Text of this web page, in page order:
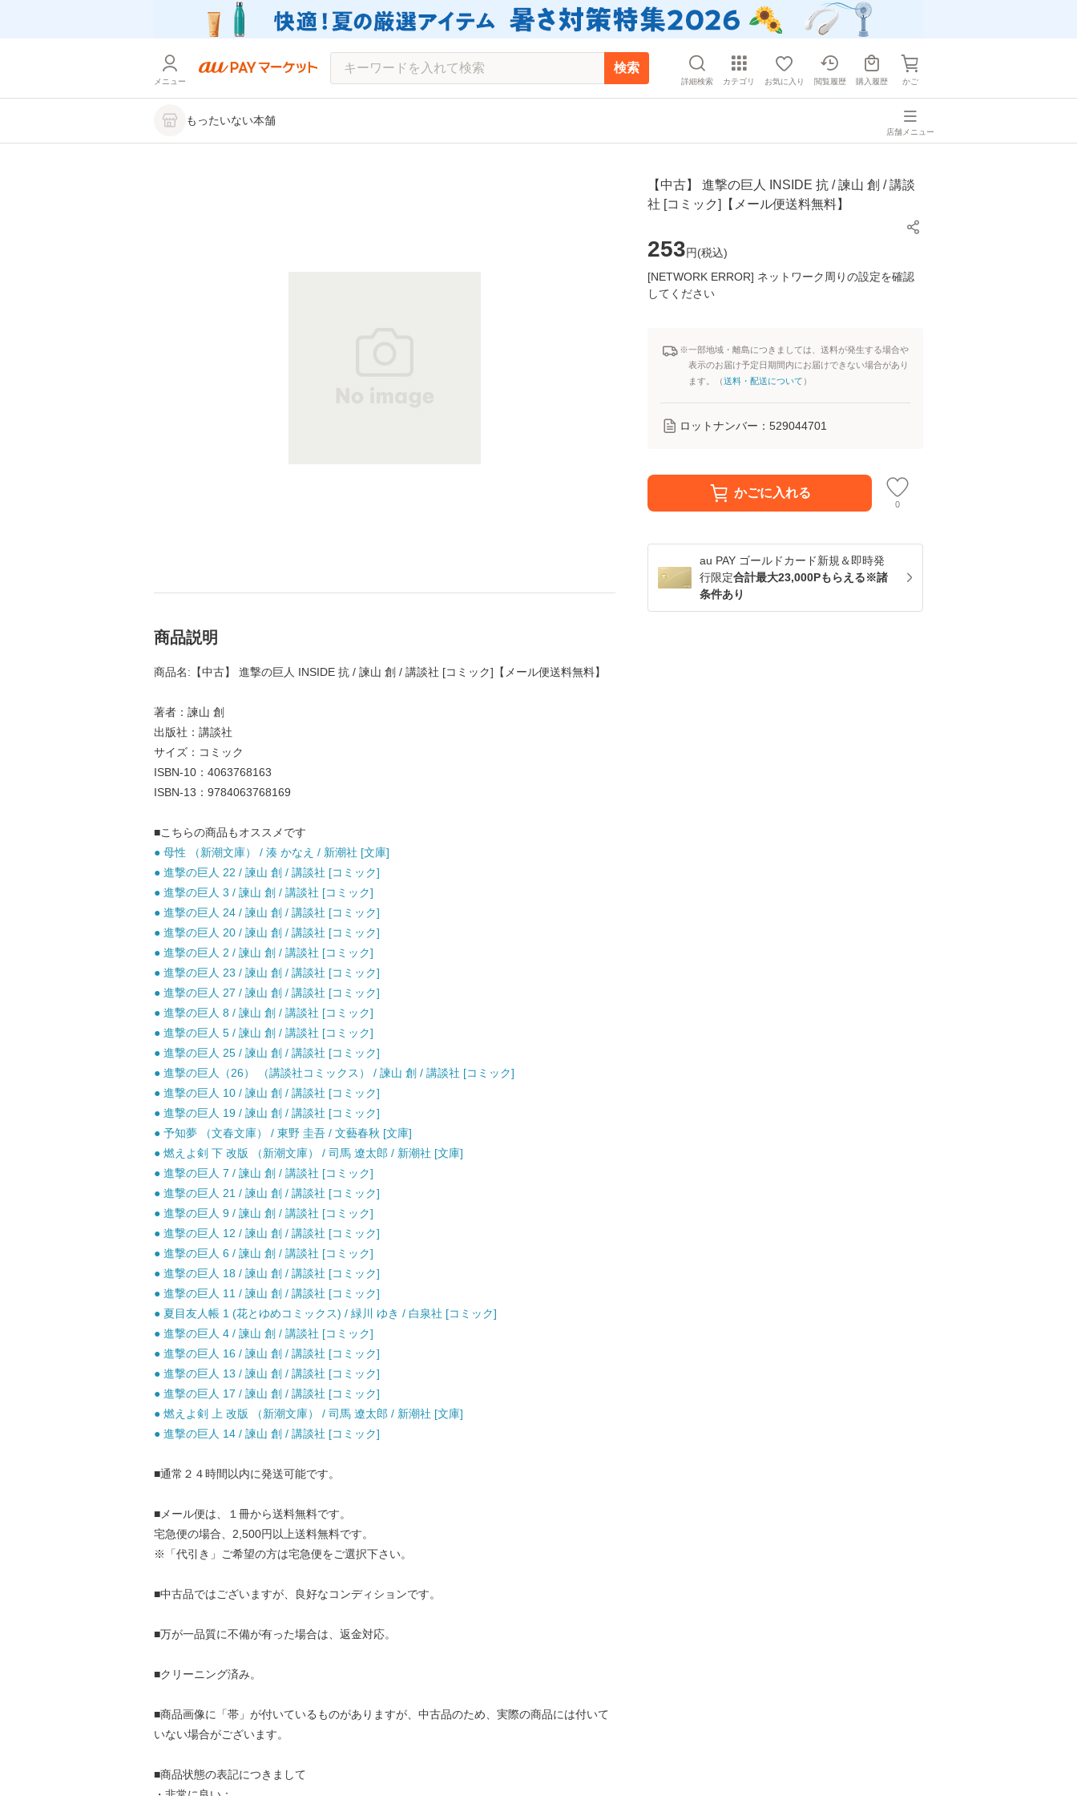
メニュー
検索
詳細検索 カテゴリ お気に入り 閲覧履歴 購入履歴 かご
もったいない本舗
店舗メニュー
【中古】 進撃の巨人 INSIDE 抗 / 諫山 創 / 講談
社 [コミック]【メール便送料無料】
253円(税込)
[NETWORK ERROR] ネットワーク周りの設定を確認
してください
※一部地域・離島につきましては、送料が発生する場合や
表示のお届け予定日期間内にお届けできない場合があり
ます。（送料・配送について ）
ロットナンバー： 529044701
かごに入れる
0
au PAY ゴールドカード新規＆即時発
行限定合計最大23,000Pもらえる※諸
条件あり
商品説明
商品名:【中古】 進撃の巨人 INSIDE 抗 / 諫山 創 / 講談社 [コミック]【メール便送料無料】
著者：諫山 創
出版社：講談社
サイズ：コミック
ISBN-10：4063768163
ISBN-13：9784063768169
■こちらの商品もオススメです
● 母性 （新潮文庫） / 湊 かなえ / 新潮社 [文庫]
● 進撃の巨人 22 / 諫山 創 / 講談社 [コミック]
● 進撃の巨人 3 / 諫山 創 / 講談社 [コミック]
● 進撃の巨人 24 / 諫山 創 / 講談社 [コミック]
● 進撃の巨人 20 / 諫山 創 / 講談社 [コミック]
● 進撃の巨人 2 / 諫山 創 / 講談社 [コミック]
● 進撃の巨人 23 / 諫山 創 / 講談社 [コミック]
● 進撃の巨人 27 / 諫山 創 / 講談社 [コミック]
● 進撃の巨人 8 / 諫山 創 / 講談社 [コミック]
● 進撃の巨人 5 / 諫山 創 / 講談社 [コミック]
● 進撃の巨人 25 / 諫山 創 / 講談社 [コミック]
● 進撃の巨人（26） （講談社コミックス） / 諫山 創 / 講談社 [コミック]
● 進撃の巨人 10 / 諫山 創 / 講談社 [コミック]
● 進撃の巨人 19 / 諫山 創 / 講談社 [コミック]
● 予知夢 （文春文庫） / 東野 圭吾 / 文藝春秋 [文庫]
● 燃えよ剣 下 改版 （新潮文庫） / 司馬 遼太郎 / 新潮社 [文庫]
● 進撃の巨人 7 / 諫山 創 / 講談社 [コミック]
● 進撃の巨人 21 / 諫山 創 / 講談社 [コミック]
● 進撃の巨人 9 / 諫山 創 / 講談社 [コミック]
● 進撃の巨人 12 / 諫山 創 / 講談社 [コミック]
● 進撃の巨人 6 / 諫山 創 / 講談社 [コミック]
● 進撃の巨人 18 / 諫山 創 / 講談社 [コミック]
● 進撃の巨人 11 / 諫山 創 / 講談社 [コミック]
● 夏目友人帳 1 (花とゆめコミックス) / 緑川 ゆき / 白泉社 [コミック]
● 進撃の巨人 4 / 諫山 創 / 講談社 [コミック]
● 進撃の巨人 16 / 諫山 創 / 講談社 [コミック]
● 進撃の巨人 13 / 諫山 創 / 講談社 [コミック]
● 進撃の巨人 17 / 諫山 創 / 講談社 [コミック]
● 燃えよ剣 上 改版 （新潮文庫） / 司馬 遼太郎 / 新潮社 [文庫]
● 進撃の巨人 14 / 諫山 創 / 講談社 [コミック]
■通常２４時間以内に発送可能です。
■メール便は、１冊から送料無料です。
宅急便の場合、2,500円以上送料無料です。
※「代引き」ご希望の方は宅急便をご選択下さい。
■中古品ではございますが、良好なコンディションです。
■万が一品質に不備が有った場合は、返金対応。
■クリーニング済み。
■商品画像に「帯」が付いているものがありますが、中古品のため、実際の商品には付いて
いない場合がございます。
■商品状態の表記につきまして